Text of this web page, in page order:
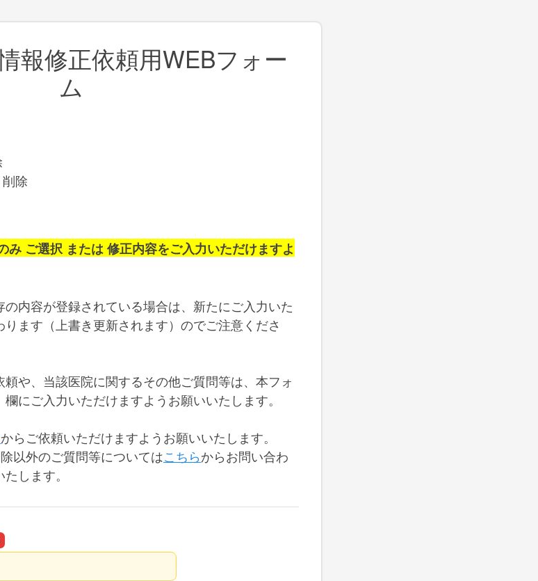
報修正依頼用WEBフォー
ム
除
み ご選択 または 修正内容をご入力いただけますよ
内容が登録されている場合は、新たにご入力いた
ます（上書き更新されます）のでご注意くださ
や、当該医院に関するその他ご質問等は、本フォ
にご入力いただけますようお願いいたします。
からご依頼いただけますようお願いいたします。
以外のご質問等についてはこちらからお問い合わ
します。